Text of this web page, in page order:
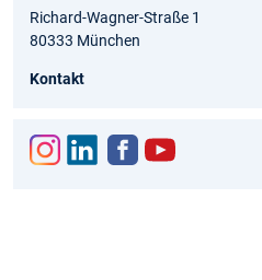
Richard-Wagner-Straße 1
80333 München
Kontakt